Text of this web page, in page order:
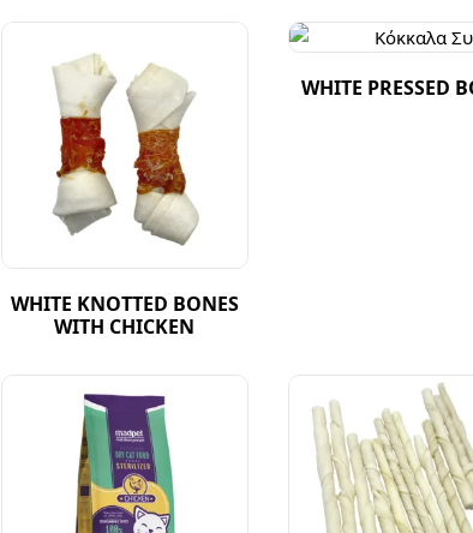
WHITE KNOTTED BONES
WITH CHICKEN
WHITE PRESSED